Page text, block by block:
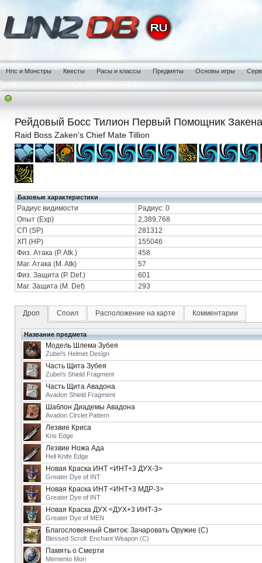
Нпс и Монстры Квесты Расы и классы Предметы Основы игры
Рейдовый Босс Тилион Первый Помощник
Raid Boss Zaken's Chief Mate Tillion
Базовые характеристики
Радиус видимости
Радиус: 0
Опыт (Exp)
2,389,768
СП (SP)
281312
ХП (HP)
155046
Физ. Атака (P. Atk.)
458
Маг. Атака (M. Atk)
57
Физ. Защита (P. Def.)
601
Маг. Защита (M. Def)
293
Дроп Споил Расположение на карте Комментарии
Название предмета
Модель Шлема Зубея
Zubei's Helmet Design
Часть Щита Зубея
Zubei's Shield Fragment
Часть Щита Авадона
Avadon Shield Fragment
Шаблон Диадемы Авадона
Avadon Circlet Pattern
Лезвие Криса
Kris Edge
Лезвие Ножа Ада
Hell Knife Edge
Новая Краска ИНТ <ИНТ+3 ДУХ-3>
Greater Dye of INT
Новая Краска ИНТ <ИНТ+3 МДР-3>
Greater Dye of INT
Новая Краска ДУХ <ДУХ+3 ИНТ-3>
Greater Dye of MEN
Благословенный Свиток: Зачаровать Оружие (C)
Blessed Scroll: Enchant Weapon (C)
Память о Смерти
Memento Mori